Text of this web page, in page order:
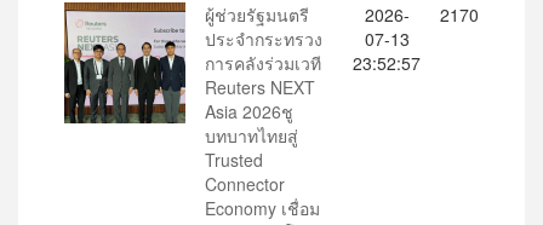
ผู้ช่วยรัฐมนตรี
ประจำกระทรวง
การคลังร่วมเวที
Reuters NEXT
Asia 2026ชู
บทบาทไทยสู่
Trusted
Connector
Economy เชื่อม
2026-
07-13
23:52:57
2170